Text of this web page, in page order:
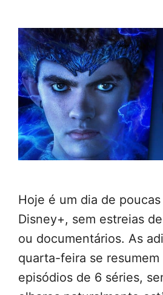
Hoje é um dia de
Disney+, sem estreias
ou documentários. As
quarta-feira se resumem
episódios de 6 séries,